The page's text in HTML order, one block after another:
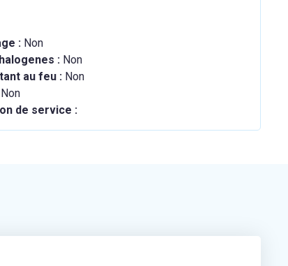
: Non
: Non
au feu : Non
Non
de service :